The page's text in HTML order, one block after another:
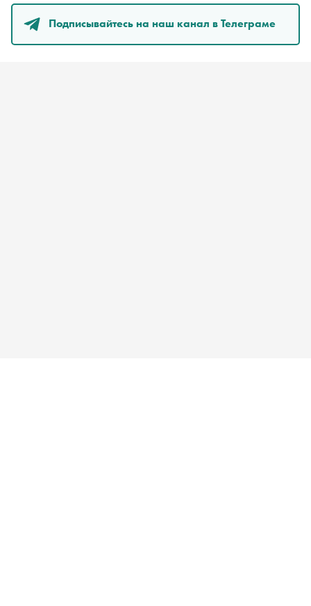
Подписывайтесь на наш канал в Телеграме